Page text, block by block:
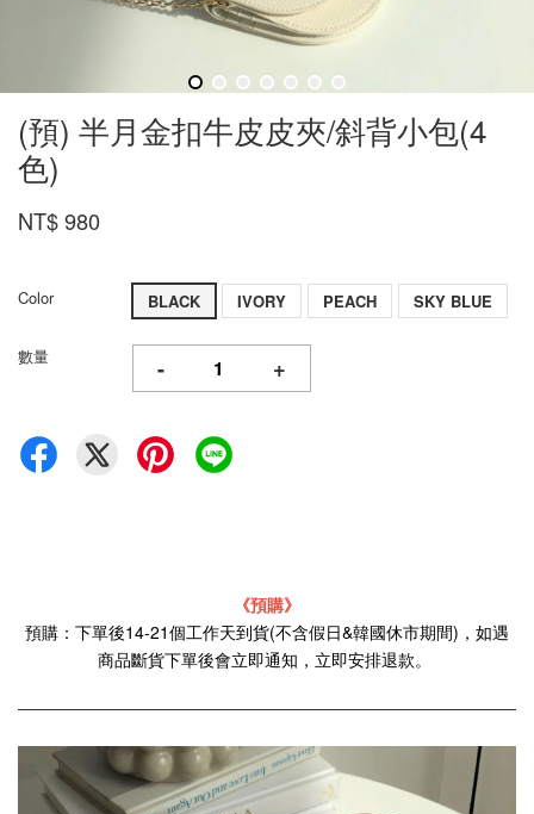
(預) 半月金扣牛皮皮夾/斜背小包(4
色)
NT$ 980
Color BLACK IVORY PEACH SKY BLUE
數量 - +
《預購》
預購：下單後14-21個工作天到貨(不含假日&韓國休市期間)，如遇
商品斷貨下單後會立即通知，立即安排退款。